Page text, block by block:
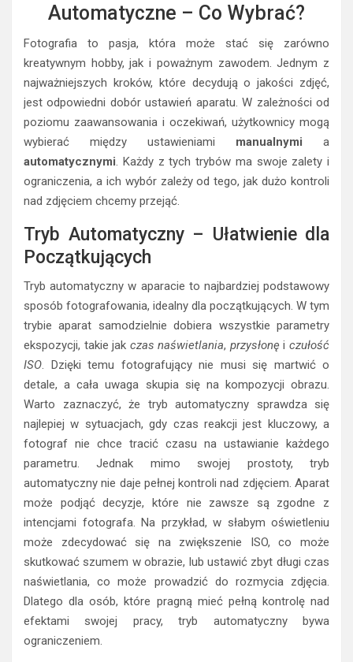
Automatyczne – Co Wybrać?
Fotografia to pasja, która może stać się zarówno
kreatywnym hobby, jak i poważnym zawodem. Jednym z
najważniejszych kroków, które decydują o jakości zdjęć,
jest odpowiedni dobór ustawień aparatu. W zależności od
poziomu zaawansowania i oczekiwań, użytkownicy mogą
wybierać między ustawieniami manualnymi a
automatycznymi. Każdy z tych trybów ma swoje zalety i
ograniczenia, a ich wybór zależy od tego, jak dużo kontroli
nad zdjęciem chcemy przejąć.
Tryb Automatyczny – Ułatwienie dla
Początkujących
Tryb automatyczny w aparacie to najbardziej podstawowy
sposób fotografowania, idealny dla początkujących. W tym
trybie aparat samodzielnie dobiera wszystkie parametry
ekspozycji, takie jak czas naświetlania, przysłonę iczułość
ISO. Dzięki temu fotografujący nie musi się martwić o
detale, a cała uwaga skupia się na kompozycji obrazu.
Warto zaznaczyć, że tryb automatyczny sprawdza się
najlepiej w sytuacjach, gdy czas reakcji jest kluczowy, a
fotograf nie chce tracić czasu na ustawianie każdego
parametru. Jednak mimo swojej prostoty, tryb
automatyczny nie daje pełnej kontroli nad zdjęciem. Aparat
może podjąć decyzje, które nie zawsze są zgodne z
intencjami fotografa. Na przykład, w słabym oświetleniu
może zdecydować się na zwiększenie ISO, co może
skutkować szumem w obrazie, lub ustawić zbyt długi czas
naświetlania, co może prowadzić do rozmycia zdjęcia.
Dlatego dla osób, które pragną mieć pełną kontrolę nad
efektami swojej pracy, tryb automatyczny bywa
ograniczeniem.